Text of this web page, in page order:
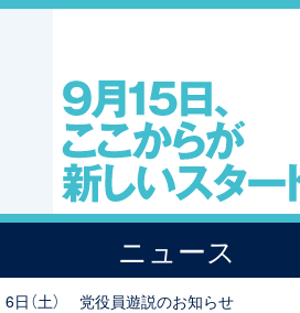
ニュース
、6日（土） 党役員遊説のお知らせ